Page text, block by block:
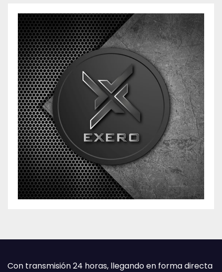
Con transmisión 24 horas, llegando en forma directa